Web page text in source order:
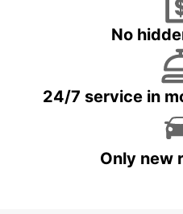
No
24/7 service in
Only new